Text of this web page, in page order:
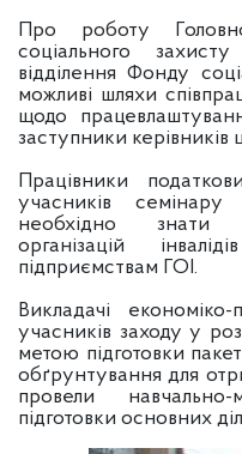
Про роботу
соціального
відділення Фонду
можливі шляхи
щодо
заступники керівників
Працівники
учасників
необхідно знати
організацій
підприємствам ГОІ.
Викладачі
учасників заходу у
метою підготовки
обґрунтування для
провели
підготовки основних